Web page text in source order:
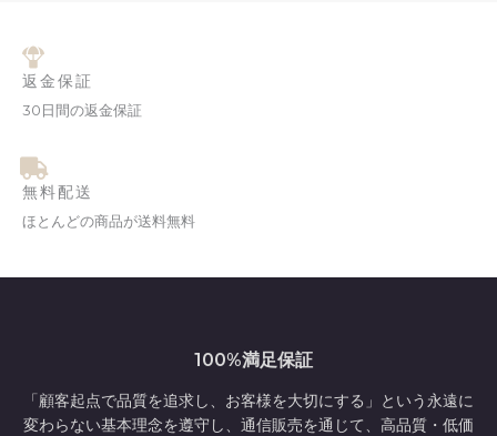
返金保証
30日間の返金保証
無料配送
ほとんどの商品が送料無料
100%満足保証
「顧客起点で品質を追求し、お客様を大切にする」という永遠に
変わらない基本理念を遵守し、通信販売を通じて、高品質・低価